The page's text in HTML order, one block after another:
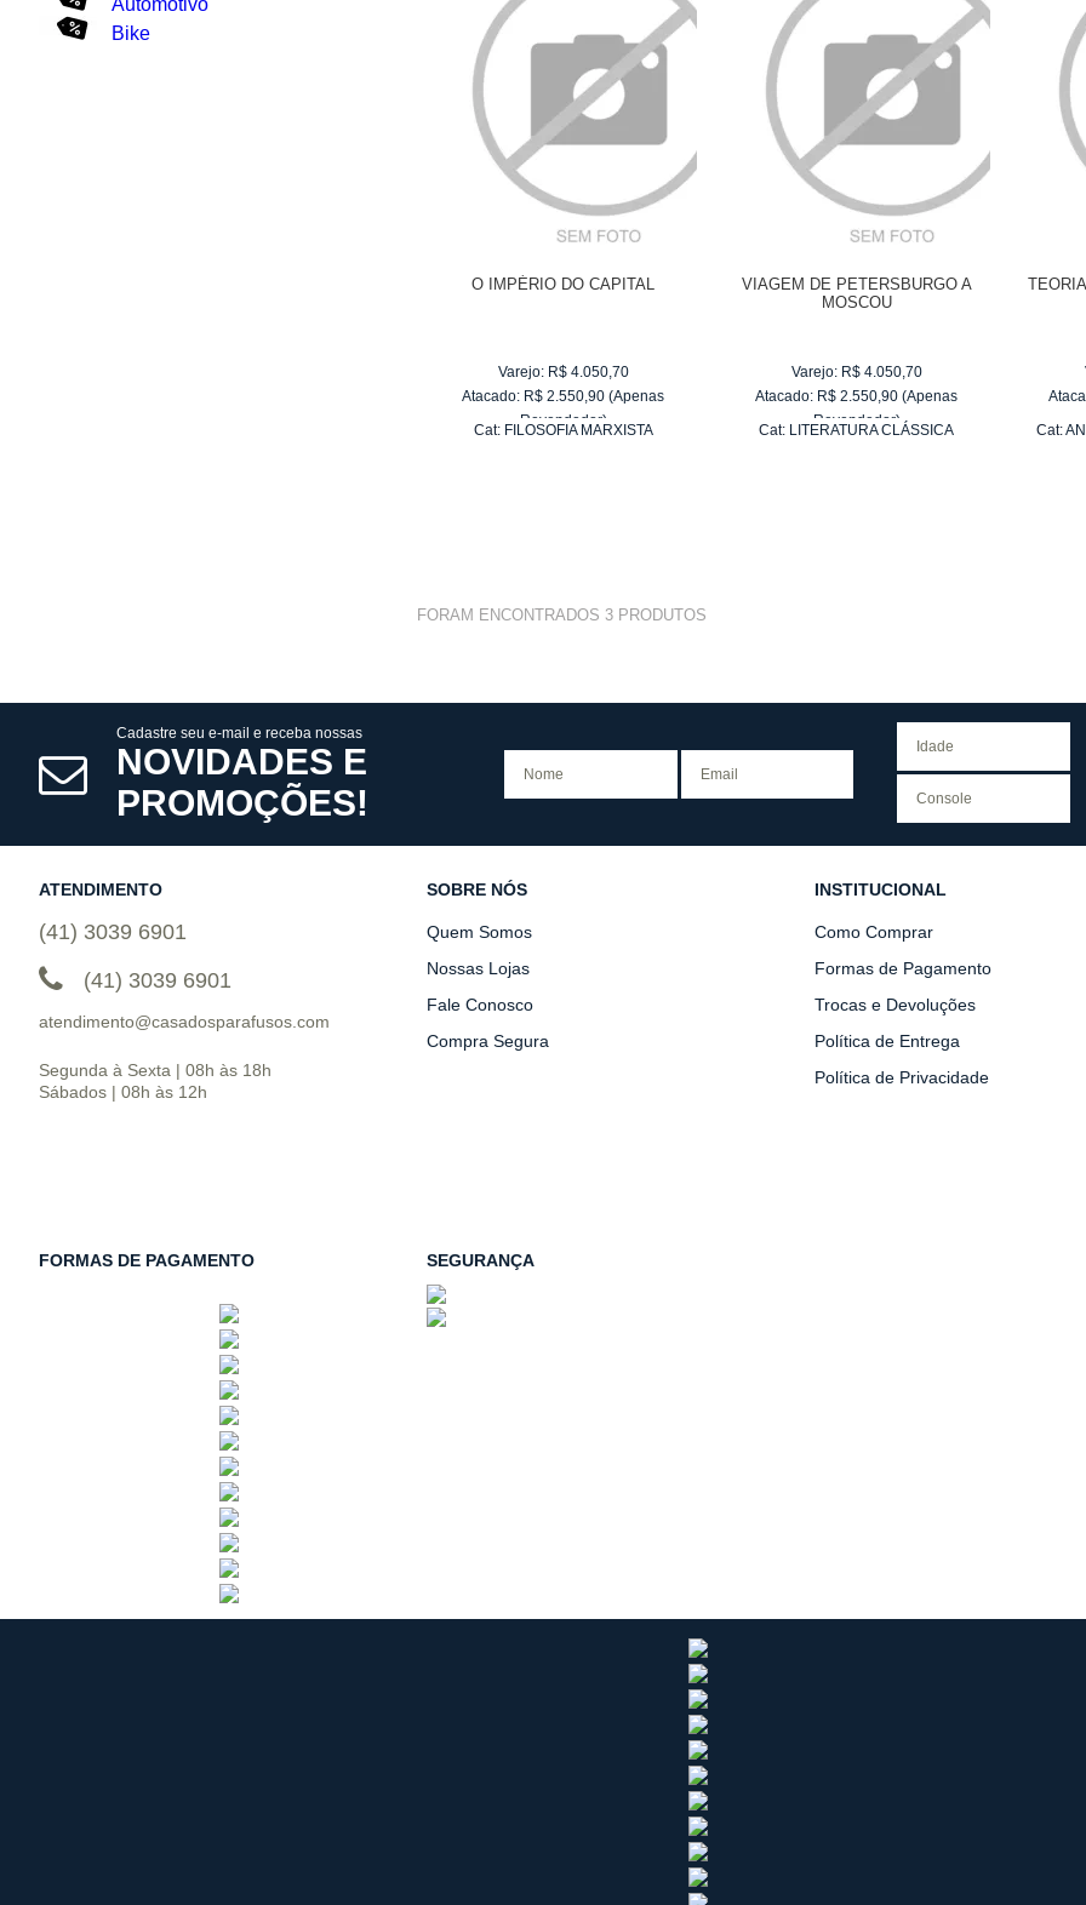
Automotivo
Bike
O IMPÉRIO DO CAPITAL
Varejo: R$ 4.050,70
Atacado: R$ 2.550,90 (Apenas
Revendedor)
Cat: FILOSOFIA MARXISTA
VIAGEM DE PETERSBURGO A
MOSCOU
Varejo: R$ 4.050,70
Atacado: R$ 2.550,90 (Apenas
Revendedor)
Cat: LITERATURA CLÁSSICA Cat:
FORAM ENCONTRADOS 3PRODUTOS
Cadastre seu e-mail e receba nossas
NOVIDADES E
PROMOÇÕES!
ATENDIMENTO
(41) 3039 6901
(41) 3039 6901
atendimento@casadosparafusos.com
Segunda à Sexta | 08h às 18h
Sábados | 08h às 12h
SOBRE NÓS
Quem Somos
Nossas Lojas
Fale Conosco
Compra Segura
INSTITUCIONAL
Como Comprar
Formas de Pagamento
Trocas e Devoluções
Política de Entrega
Política de Privacidade
FORMAS DE PAGAMENTO SEGURANÇA